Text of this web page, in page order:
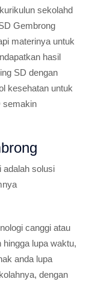
sekolahd
Gembrong
materinya untuk
hasil
SD dengan
kesehatan untuk
semakin
adalah solusi
canggi atau
lupa waktu,
anda lupa
dengan